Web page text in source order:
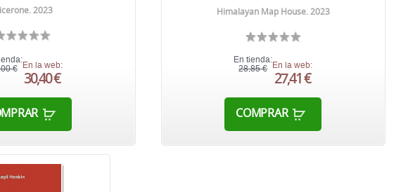
2023
€ En la web:
30,40 €
Himalayan Map House. 2023
En tienda:
28,85 €
En la web:
27,41 €
COMPRAR